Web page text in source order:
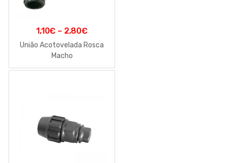
1,10€ – 2,80€
União Acotovelada Rosca
Macho